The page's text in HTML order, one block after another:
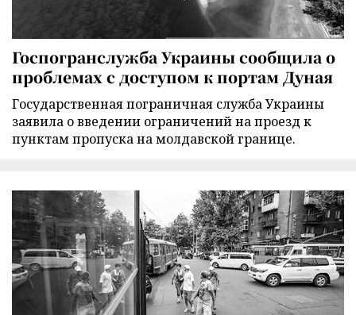
Госпогранслужба Украины сообщила о
проблемах с доступом к портам Дуная
Государственная пограничная служба Украины
заявила о введении ограничений на проезд к
пунктам пропуска на молдавской границе.